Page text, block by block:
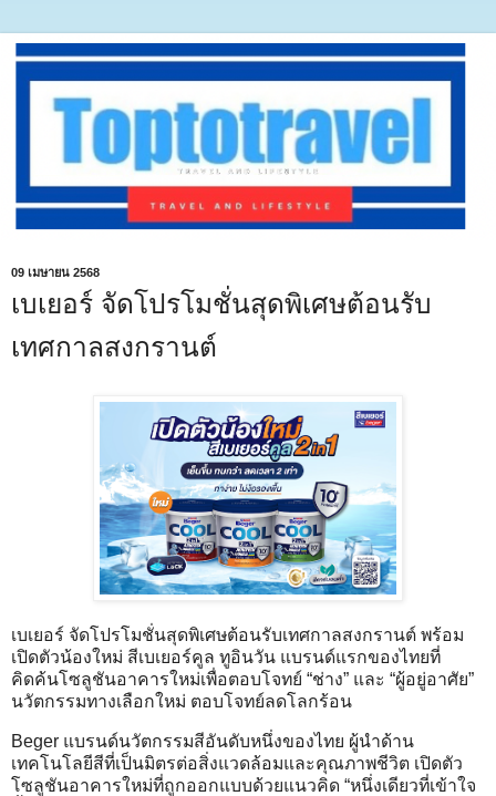
09 เมษายน 2568
เบเยอร์ จัดโปรโมชั่นสุดพิเศษต้อนรับ
เทศกาลสงกรานต์
เบเยอร์ จัดโปรโมชั่นสุดพิเศษต้อนรับเทศกาลสงกรานต์ พร้อม
เปิดตัวน้องใหม่ สีเบเยอร์คูล ทูอินวัน แบรนด์แรกของไทยที่
คิดค้นโซลูชันอาคารใหม่เพื่อตอบโจทย์ “ช่าง” และ “ผู้อยู่อาศัย”
นวัตกรรมทางเลือกใหม่ ตอบโจทย์ลดโลกร้อน
Beger แบรนด์นวัตกรรมสีอันดับหนึ่งของไทย ผู้นำด้าน
เทคโนโลยีสีที่เป็นมิตรต่อสิ่งแวดล้อมและคุณภาพชีวิต เปิดตัว
โซลูชันอาคารใหม่ที่ถูกออกแบบด้วยแนวคิด “หนึ่งเดียวที่เข้าใจ